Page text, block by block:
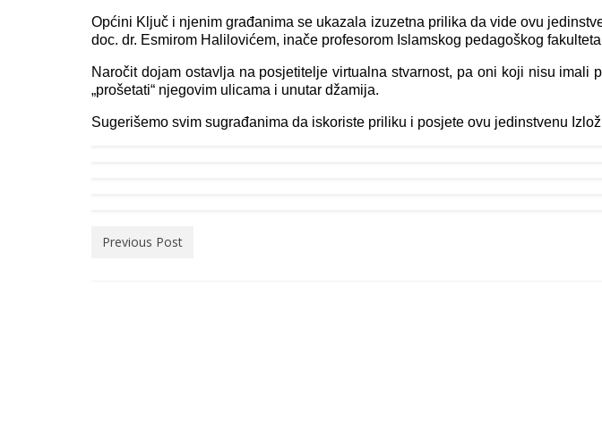
Općini Ključ i njenim građanima se ukazala izuzetna prilika da vide ovu
doc. dr. Esmirom Halilovićem, inače profesorom Islamskog pedagoškog
Naročit dojam ostavlja na posjetitelje virtualna stvarnost, pa oni koji nisu imali
„prošetati“ njegovim ulicama i unutar džamija.
Sugerišemo svim sugrađanima da iskoriste priliku i posjete ovu jedinstvenu
Previous Post